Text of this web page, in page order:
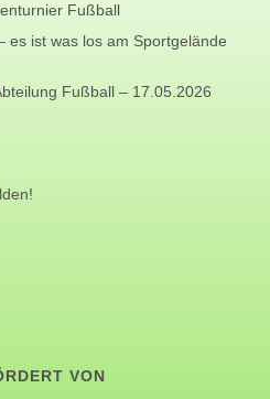
Fußball
es ist was los am Sportgelände
Fußball – 17.05.2026
VON